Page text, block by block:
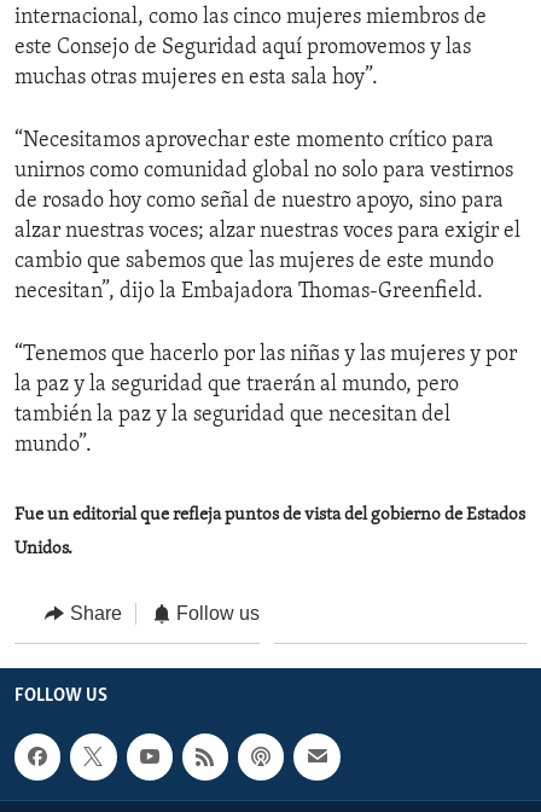
internacional, como las cinco mujeres miembros de
este Consejo de Seguridad aquí promovemos y las
muchas otras mujeres en esta sala hoy”.
“Necesitamos aprovechar este momento crítico para
unirnos como comunidad global no solo para vestirnos
de rosado hoy como señal de nuestro apoyo, sino para
alzar nuestras voces; alzar nuestras voces para exigir el
cambio que sabemos que las mujeres de este mundo
necesitan”, dijo la Embajadora Thomas-Greenfield.
“Tenemos que hacerlo por las niñas y las mujeres y por
la paz y la seguridad que traerán al mundo, pero
también la paz y la seguridad que necesitan del
mundo”.
Fue un editorial que refleja puntos de vista del gobierno de Estados
Unidos.
Share Follow us
FOLLOW US